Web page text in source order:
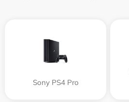
Sony PS4 Pro